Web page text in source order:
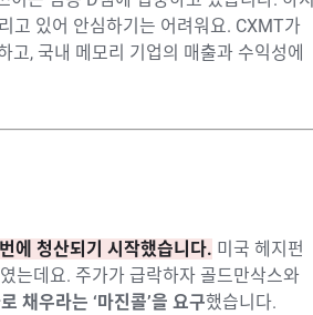
고 있어 안심하기는 어려워요. CXMT가
, 국내 메모리 기업의 매출과 수익성에
에 청산되기 시작했습니다. 미국 헤지펀
는데요. 주가가 급락하자 골드만삭스와
채우라는 ‘마진콜’을 요구했습니다.